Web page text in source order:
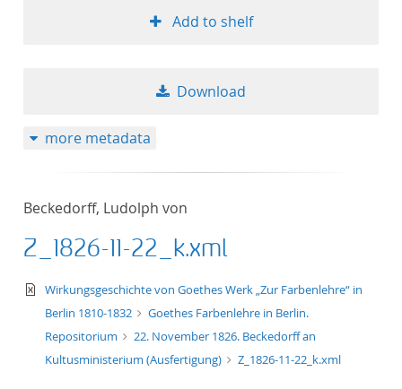
Add to shelf
Download
more metadata
Beckedorff, Ludolph von
Z_1826-11-22_k.xml
text/xml
Wirkungsgeschichte von Goethes Werk „Zur Farbenlehre“ in
Berlin 1810-1832
Goethes Farbenlehre in Berlin.
Repositorium
22. November 1826. Beckedorff an
Kultusministerium (Ausfertigung)
Z_1826-11-22_k.xml